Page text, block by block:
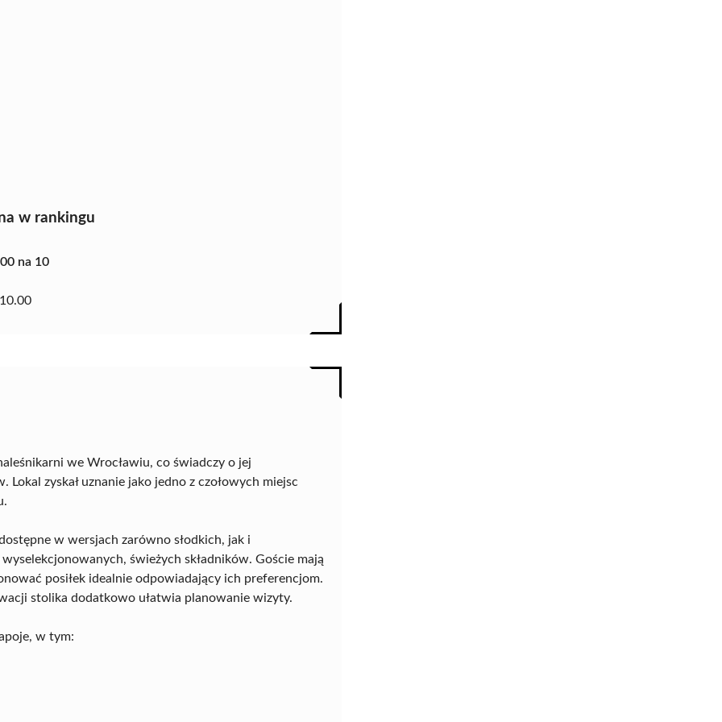
w rankingu
na 10
10.00
we Wrocławiu, co świadczy o jej
zyskał uznanie jako jedno z czołowych miejsc
w wersjach zarówno słodkich, jak i
świeżych składników. Goście mają
posiłek idealnie odpowiadający ich preferencjom.
stolika dodatkowo ułatwia planowanie wizyty.
w tym: